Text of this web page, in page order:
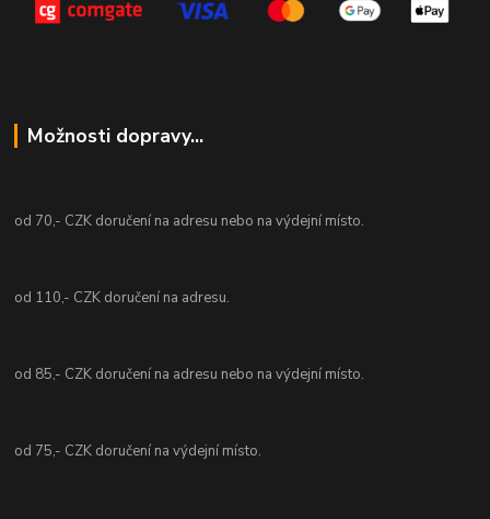
Možnosti dopravy...
od 70,- CZK doručení na adresu nebo na výdejní místo.
od 110,- CZK doručení na adresu.
od 85,- CZK doručení na adresu nebo na výdejní místo.
od 75,- CZK doručení na výdejní místo.